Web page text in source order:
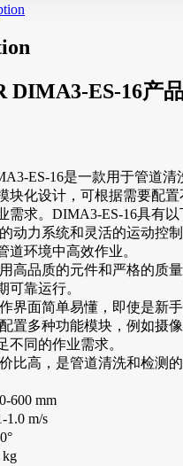
DIMA3-ES-16产
ES-16是一款用于管道
块化设计，可根据需要配
需求。DIMA3-ES-16具有以
动力系统和灵活的运动控
道环境中高效作业。
高品质的元件和严格的质
可靠运行。
界面简单易懂，即使是新手
置多种功能模块，例如摄
不同的作业需求。
比高，是管道清洗和检测的
600 mm
1.0 m/s